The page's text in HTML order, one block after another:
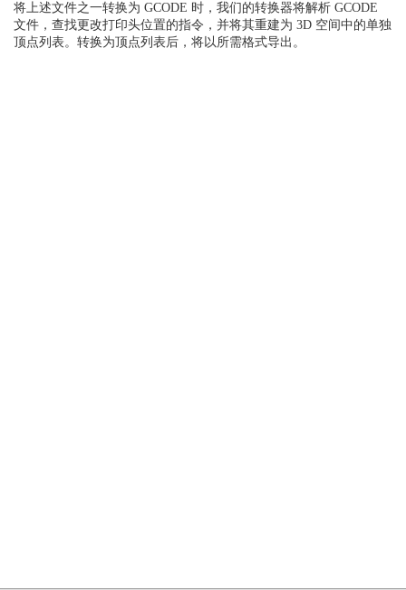
将上述文件之一转换为 GCODE 时，我们的转换器将解析 GCODE
文件，查找更改打印头位置的指令，并将其重建为 3D 空间中的单独
顶点列表。转换为顶点列表后，将以所需格式导出。